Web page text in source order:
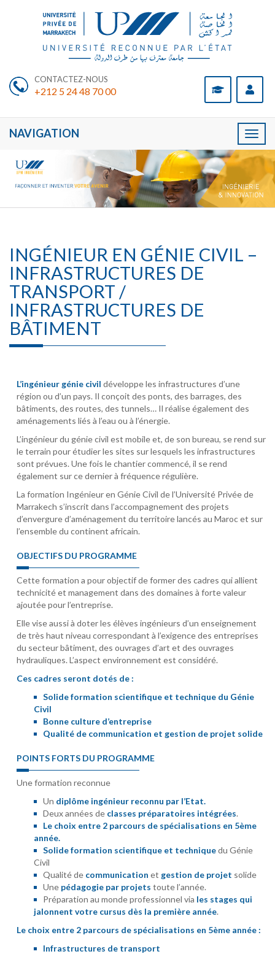
CONTACTEZ-NOUS
+212 5 24 48 70 00
NAVIGATION
INGÉNIEUR EN GÉNIE CIVIL –
INFRASTRUCTURES DE
TRANSPORT /
INFRASTRUCTURES DE
BÂTIMENT
L’ingénieur génie civil développe les infrastructures d’une
région ou d’un pays. Il conçoit des ponts, des barrages, des
bâtiments, des routes, des tunnels… Il réalise également des
aménagements liés à l’eau ou à l’énergie.
L’ingénieur du génie civil est mobile et, de son bureau, se rend sur
le terrain pour étudier les sites sur lesquels les infrastructures
sont prévues. Une fois le chantier commencé, il se rend
également sur ce dernier à fréquence régulière.
La formation Ingénieur en Génie Civil de l’Université Privée de
Marrakech s’inscrit dans l’accompagnement des projets
d’envergure d’aménagement du territoire lancés au Maroc et sur
l’ensemble du continent africain.
OBJECTIFS DU PROGRAMME
Cette formation a pour objectif de former des cadres qui allient
technicité et management dans des domaines à forte valeur
ajoutée pour l’entreprise.
Elle vise aussi à doter les élèves ingénieurs d’un enseignement
de très haut niveau correspondant à l’exigence des entreprises
du secteur bâtiment, des ouvrages d’art et des ouvrages
hydrauliques. L’aspect environnement est considéré.
Ces cadres seront dotés de :
Solide formation scientifique et technique du Génie
Civil
Bonne culture d’entreprise
Qualité de communication et gestion de projet solide
POINTS FORTS DU PROGRAMME
Une formation reconnue
Un diplôme ingénieur reconnu par l’Etat.
Deux années de classes préparatoires intégrées.
Le choix entre 2 parcours de spécialisations en 5ème
année.
Solide formation scientifique et techniquedu Génie
Civil
Qualité de communication et gestion de projet solide
Une pédagogie par projets toute l’année.
Préparation au monde professionnel via les stages qui
jalonnent votre cursus dès la première année.
Le choix entre 2 parcours de spécialisations en 5ème année :
Infrastructures de transport